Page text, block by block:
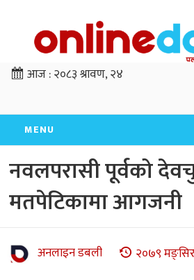
आज :२०८३ श्रावण, २४
MENU
नवलपरासी पूर्वको
मतपेटिकामा आगजनी
अनलाइन डबली २०७९